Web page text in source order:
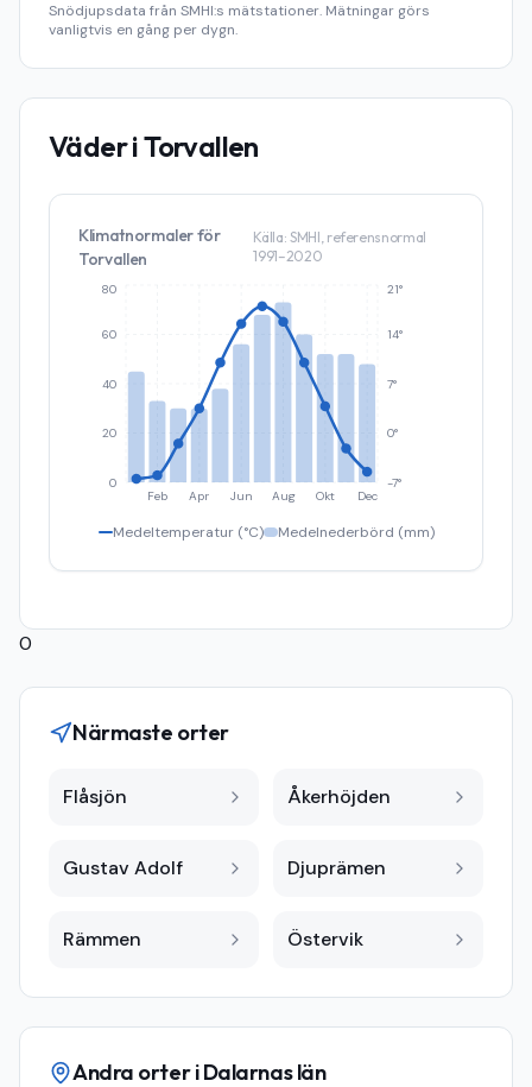
Snödjupsdata från SMHI:s mätstationer. Mätningar görs
vanligtvis en gång per dygn.
Väder iTorvallen
Klimatnormaler för
Torvallen
Källa: SMHI, referensnormal
1991–2020
Feb Apr Jun Aug Okt Dec
0
20
40
60
80
-7°
0°
7°
14°
21°
Medeltemperatur (°C) Medelnederbörd (mm)
0
Närmaste orter
Flåsjön Åkerhöjden
Gustav Adolf Djuprämen
Rämmen Östervik
Andra orter iDalarnas län